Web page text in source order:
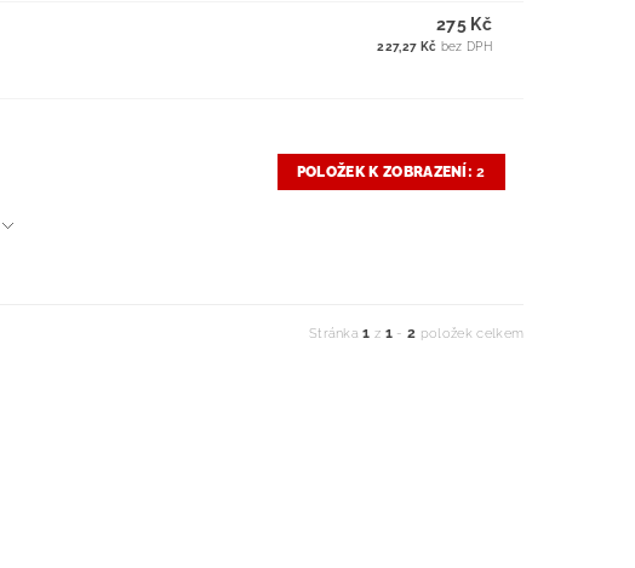
275 Kč
227,27 Kč bez DPH
POLOŽEK K ZOBRAZENÍ:2
Stránka1 z 1 -2 položek celkem